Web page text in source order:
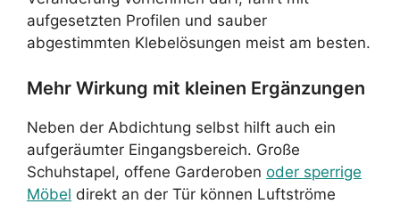
aufgesetzten Profilen und sauber
abgestimmten Klebelösungen meist am besten.
Mehr Wirkung mit kleinen Ergänzungen
Neben der Abdichtung selbst hilft auch ein
aufgeräumter Eingangsbereich. Große
Schuhstapel, offene Garderoben oder sperrige
Möbel direkt an der Tür können Luftströme